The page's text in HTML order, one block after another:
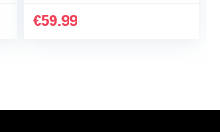
aptX HD-audio, 5 uur
€59.99